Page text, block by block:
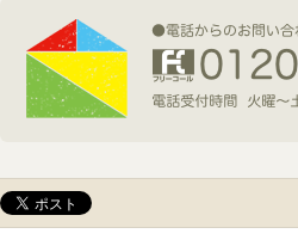
新規着工情報
2026年5月14日(木)
新規着工情報